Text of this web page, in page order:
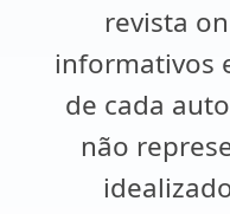
revista
informativos
de cada
não